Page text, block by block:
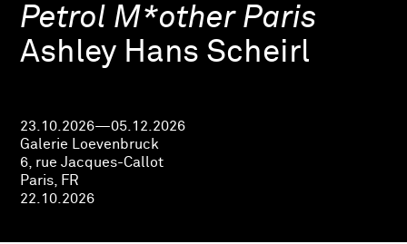
Petrol M*other Paris
Ashley Hans Scheirl
23.10.2026—05.12.2026
Galerie Loevenbruck
6, rue Jacques-Callot
Paris, FR
22.10.2026